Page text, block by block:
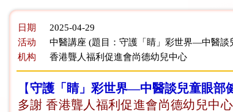
日期
2025-04-29
活动
中醫講座 (題目：守護「睛」彩世界—中醫談
机构
香港聾人福利促進會尚德幼兒中心
【守護「睛」彩世界—中醫談兒童眼部
多謝 香港聾人福利促進會尚德幼兒中